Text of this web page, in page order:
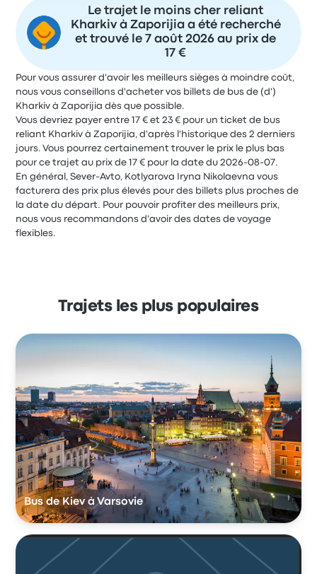
Le trajet le moins cher reliant
Kharkiv à Zaporijia a été recherché
et trouvé le 7 août 2026 au prix de
17 €
Pour vous assurer d'avoir les meilleurs sièges à moindre coût,
nous vous conseillons d'acheter vos billets de bus de (d')
Kharkiv à Zaporijia dès que possible.
Vous devriez payer entre 17 € et 23 € pour un ticket de bus
reliant Kharkiv à Zaporijia, d'après l'historique des 2 derniers
jours. Vous pourrez certainement trouver le prix le plus bas
pour ce trajet au prix de 17 € pour la date du 2026-08-07.
En général, Sever-Avto, Kotlyarova Iryna Nikolaevna vous
facturera des prix plus élevés pour des billets plus proches de
la date du départ. Pour pouvoir profiter des meilleurs prix,
nous vous recommandons d'avoir des dates de voyage
flexibles.
Trajets les plus populaires
Bus de Kiev à Varsovie